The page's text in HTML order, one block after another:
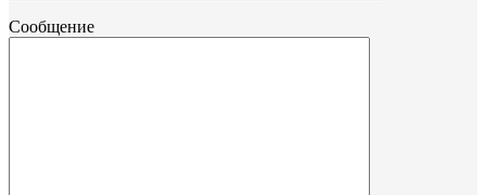
Сообщение